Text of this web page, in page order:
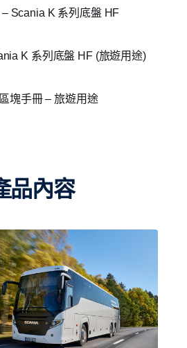
Scania K 系列底盤 HF
K 系列底盤 HF (旅遊用途)
塊手冊 – 旅遊用途
產品內容